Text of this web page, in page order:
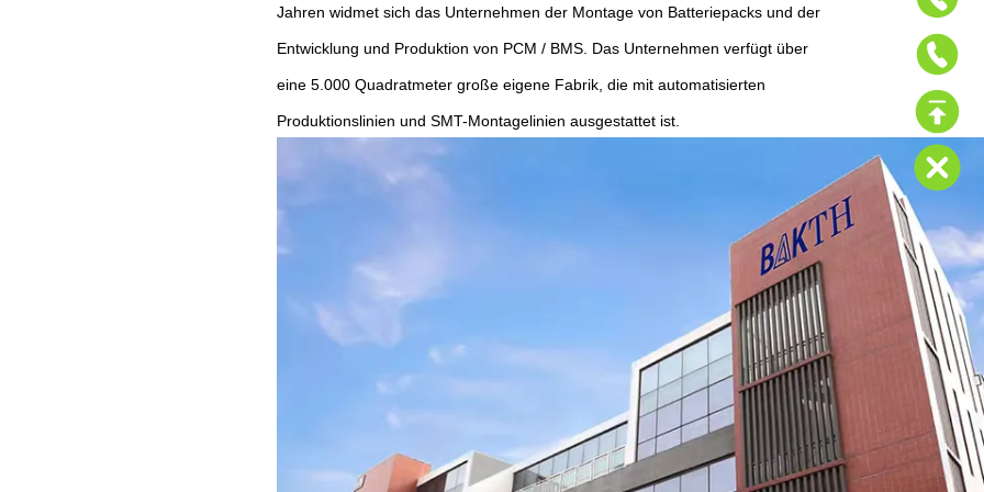
Jahren widmet sich das Unternehmen der Montage von Batteriepacks und der
Entwicklung und Produktion von PCM / BMS. Das Unternehmen verfügt über
eine 5.000 Quadratmeter große eigene Fabrik, die mit automatisierten
Produktionslinien und SMT-Montagelinien ausgestattet ist.